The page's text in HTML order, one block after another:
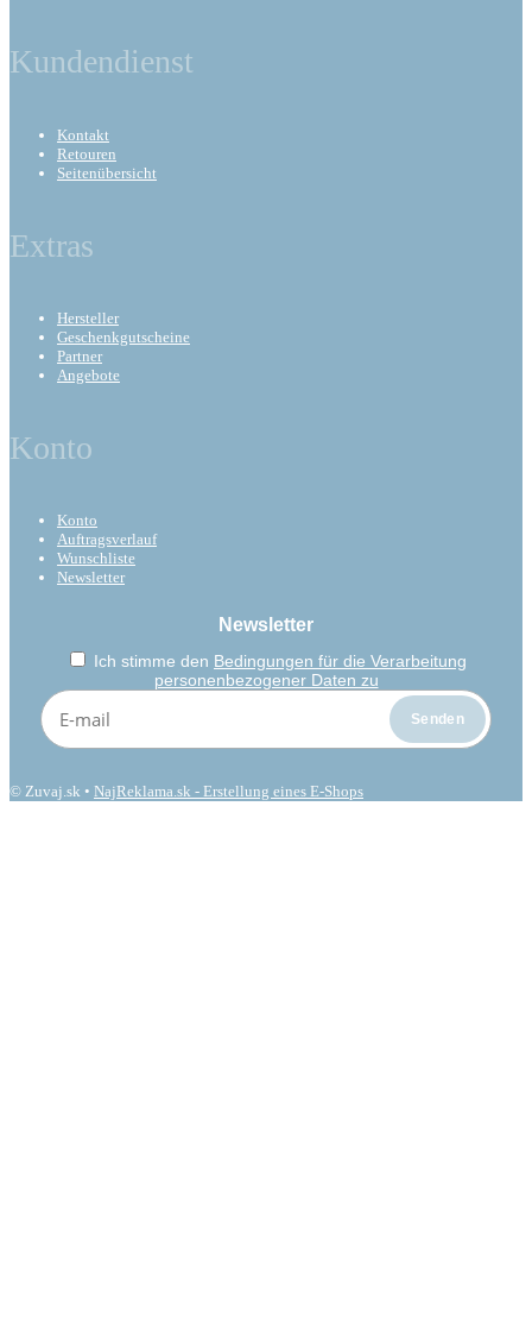
Kundendienst
Kontakt
Retouren
Seitenübersicht
Extras
Hersteller
Geschenkgutscheine
Partner
Angebote
Konto
Konto
Auftragsverlauf
Wunschliste
Newsletter
Newsletter
Ich stimme den Bedingungen für die Verarbeitung
personenbezogener Daten zu
© Zuvaj.sk • NajReklama.sk - Erstellung eines E-Shops